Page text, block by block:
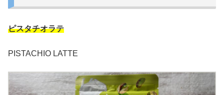
ピスタチオラテ
PISTACHIO LATTE